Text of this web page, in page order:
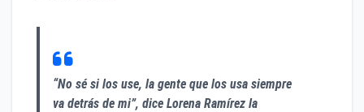
“No sé si los use, la gente que los usa siempre
va detrás de mi”, dice Lorena Ramírez la